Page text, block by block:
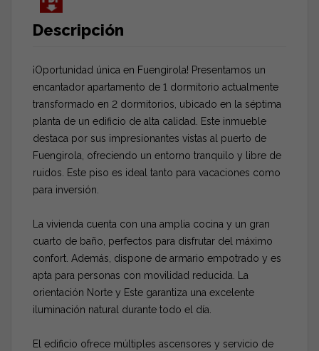
Descripción
¡Oportunidad única en Fuengirola! Presentamos un
encantador apartamento de 1 dormitorio actualmente
transformado en 2 dormitorios, ubicado en la séptima
planta de un edificio de alta calidad. Este inmueble
destaca por sus impresionantes vistas al puerto de
Fuengirola, ofreciendo un entorno tranquilo y libre de
ruidos. Este piso es ideal tanto para vacaciones como
para inversión.
La vivienda cuenta con una amplia cocina y un gran
cuarto de baño, perfectos para disfrutar del máximo
confort. Además, dispone de armario empotrado y es
apta para personas con movilidad reducida. La
orientación Norte y Este garantiza una excelente
iluminación natural durante todo el día.
El edificio ofrece múltiples ascensores y servicio de